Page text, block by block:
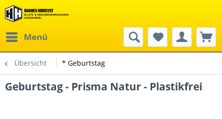
Menü
Übersicht * Geburtstag
Geburtstag - Prisma Natur - Plastikfrei